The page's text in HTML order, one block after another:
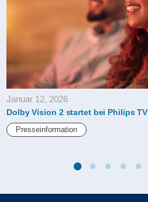
Januar 12, 2026
Dolby Vision 2 startet bei Philips TV
Presseinformation